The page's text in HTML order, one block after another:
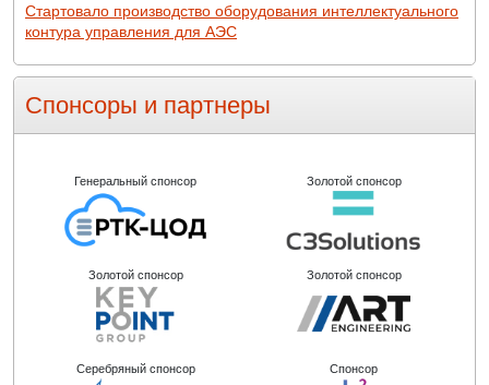
Стартовало производство оборудования интеллектуального
контура управления для АЭС
Спонсоры и партнеры
Генеральный спонсор Золотой спонсор
Золотой спонсор Золотой спонсор
Серебряный спонсор Спонсор